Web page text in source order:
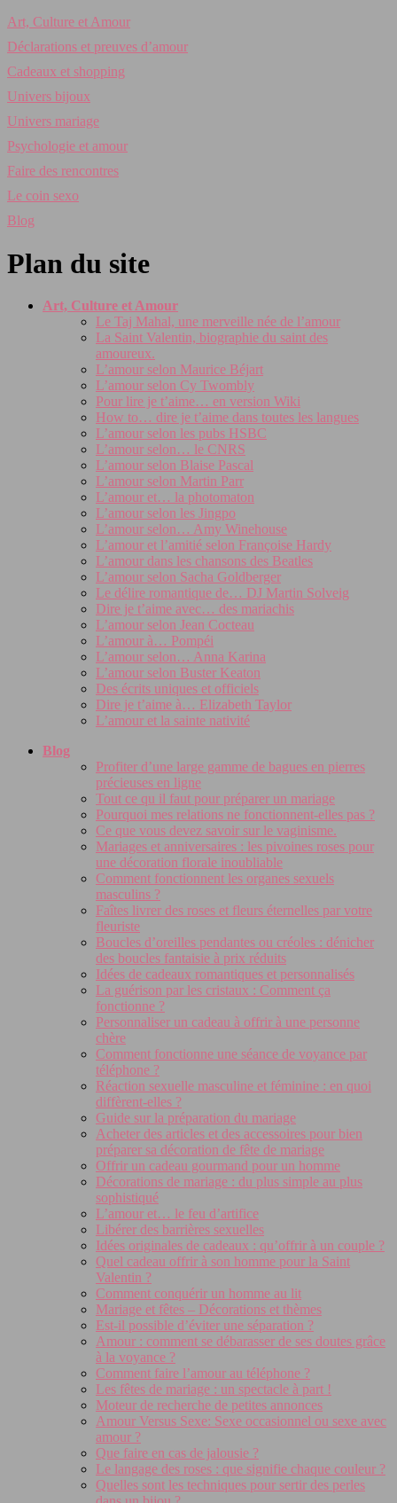
Art, Culture et Amour
Déclarations et preuves d’amour
Cadeaux et shopping
Univers bijoux
Univers mariage
Psychologie et amour
Faire des rencontres
Le coin sexo
Blog
Plan du site
Art, Culture et Amour
Le Taj Mahal, une merveille née de l’amour
La Saint Valentin, biographie du saint des
amoureux.
L’amour selon Maurice Béjart
L’amour selon Cy Twombly
Pour lire je t’aime… en version Wiki
How to… dire je t’aime dans toutes les langues
L’amour selon les pubs HSBC
L’amour selon… le CNRS
L’amour selon Blaise Pascal
L’amour selon Martin Parr
L’amour et… la photomaton
L’amour selon les Jingpo
L’amour selon… Amy Winehouse
L’amour et l’amitié selon Françoise Hardy
L’amour dans les chansons des Beatles
L’amour selon Sacha Goldberger
Le délire romantique de… DJ Martin Solveig
Dire je t’aime avec… des mariachis
L’amour selon Jean Cocteau
L’amour à… Pompéi
L’amour selon… Anna Karina
L’amour selon Buster Keaton
Des écrits uniques et officiels
Dire je t’aime à… Elizabeth Taylor
L’amour et la sainte nativité
Blog
Profiter d’une large gamme de bagues en pierres
précieuses en ligne
Tout ce qu il faut pour préparer un mariage
Pourquoi mes relations ne fonctionnent-elles pas ?
Ce que vous devez savoir sur le vaginisme.
Mariages et anniversaires : les pivoines roses pour
une décoration florale inoubliable
Comment fonctionnent les organes sexuels
masculins ?
Faîtes livrer des roses et fleurs éternelles par votre
fleuriste
Boucles d’oreilles pendantes ou créoles : dénicher
des boucles fantaisie à prix réduits
Idées de cadeaux romantiques et personnalisés
La guérison par les cristaux : Comment ça
fonctionne ?
Personnaliser un cadeau à offrir à une personne
chère
Comment fonctionne une séance de voyance par
téléphone ?
Réaction sexuelle masculine et féminine : en quoi
diffèrent-elles ?
Guide sur la préparation du mariage
Acheter des articles et des accessoires pour bien
préparer sa décoration de fête de mariage
Offrir un cadeau gourmand pour un homme
Décorations de mariage : du plus simple au plus
sophistiqué
L’amour et… le feu d’artifice
Libérer des barrières sexuelles
Idées originales de cadeaux : qu’offrir à un couple ?
Quel cadeau offrir à son homme pour la Saint
Valentin ?
Comment conquérir un homme au lit
Mariage et fêtes – Décorations et thèmes
Est-il possible d’éviter une séparation ?
Amour : comment se débarasser de ses doutes grâce
à la voyance ?
Comment faire l’amour au téléphone ?
Les fêtes de mariage : un spectacle à part !
Moteur de recherche de petites annonces
Amour Versus Sexe: Sexe occasionnel ou sexe avec
amour ?
Que faire en cas de jalousie ?
Le langage des roses : que signifie chaque couleur ?
Quelles sont les techniques pour sertir des perles